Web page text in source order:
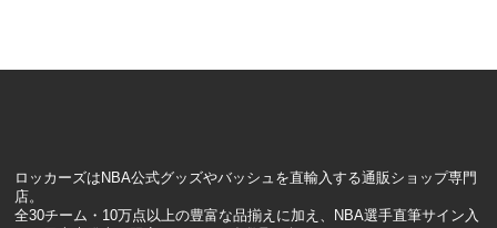
ロッカーズはNBA公式グッズやバッシュを直輸入する通販ショップ専門
店。
全30チーム・10万点以上の豊富な品揃えに加え、NBA選手直筆サイン入